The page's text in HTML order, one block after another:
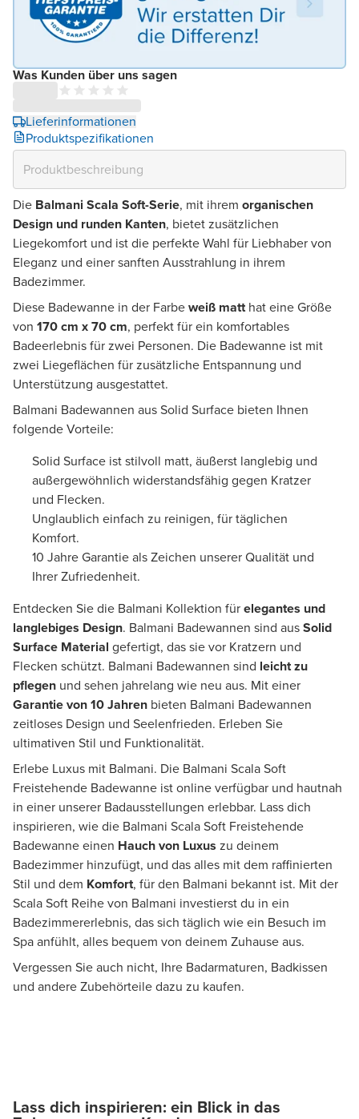
Was Kunden über uns sagen
Lieferinformationen
Produktspezifikationen
Die Balmani Scala Soft-Serie, mit ihrem organischen
Design und runden Kanten, bietet zusätzlichen
Liegekomfort und ist die perfekte Wahl für Liebhaber von
Eleganz und einer sanften Ausstrahlung in ihrem
Badezimmer.
Diese Badewanne in der Farbeweiß matthat eine Größe
von 170 cm x 70 cm, perfekt für ein komfortables
Badeerlebnis für zwei Personen. Die Badewanne ist mit
zwei Liegeflächen für zusätzliche Entspannung und
Unterstützung ausgestattet.
Balmani Badewannen aus Solid Surface bieten Ihnen
folgende Vorteile:
Solid Surface ist stilvoll matt, äußerst langlebig und
außergewöhnlich widerstandsfähig gegen Kratzer
und Flecken.
Unglaublich einfach zu reinigen, für täglichen
Komfort.
10 Jahre Garantie als Zeichen unserer Qualität und
Ihrer Zufriedenheit.
Entdecken Sie die Balmani Kollektion fürelegantes und
langlebiges Design. Balmani Badewannen sind ausSolid
Surface Material gefertigt, das sie vor Kratzern und
Flecken schützt. Balmani Badewannen sind leicht zu
pflegen und sehen jahrelang wie neu aus. Mit einer
Garantie von 10 Jahren bieten Balmani Badewannen
zeitloses Design und Seelenfrieden. Erleben Sie
ultimativen Stil und Funktionalität.
Erlebe Luxus mit Balmani. Die Balmani Scala Soft
Freistehende Badewanne ist online verfügbar und hautnah
in einer unserer Badausstellungen erlebbar. Lass dich
inspirieren, wie die Balmani Scala Soft Freistehende
Badewanne einen Hauch von Luxus zu deinem
Badezimmer hinzufügt, und das alles mit dem raffinierten
Stil und dem Komfort, für den Balmani bekannt ist. Mit der
Scala Soft Reihe von Balmani investierst du in ein
Badezimmererlebnis, das sich täglich wie ein Besuch im
Spa anfühlt, alles bequem von deinem Zuhause aus.
Vergessen Sie auch nicht, Ihre Badarmaturen, Badkissen
und andere Zubehörteile dazu zu kaufen.
Lass dich inspirieren: ein Blick in das